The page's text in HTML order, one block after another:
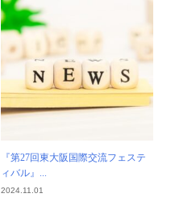
『第27回東大阪国際交流フェステ
ィバル』...
2024.11.01